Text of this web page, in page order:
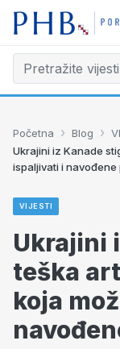
Početna › Blog ›
Ukrajini iz Kanade
ispaljivati i navođene
VIJESTI
Ukrajini
teška
koja